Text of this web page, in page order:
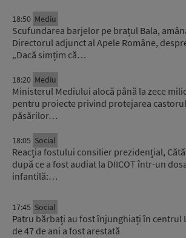
18:50 Mediu
Scufundarea barjelor pe brațul Bala,
Directorul adjunct al Apele Române,
„Dacă simțim că…
18:20 Mediu
Ministerul Mediului alocă până la zece
pentru proiecte privind protejarea
păsărilor…
18:05 Social
Reacția fostului consilier prezidențial,
după ce a fost audiat la DIICOT într-un
infantilă:…
17:45 Social
Patru bărbați au fost înjunghiați în centrul
de 47 de ani a fost arestată